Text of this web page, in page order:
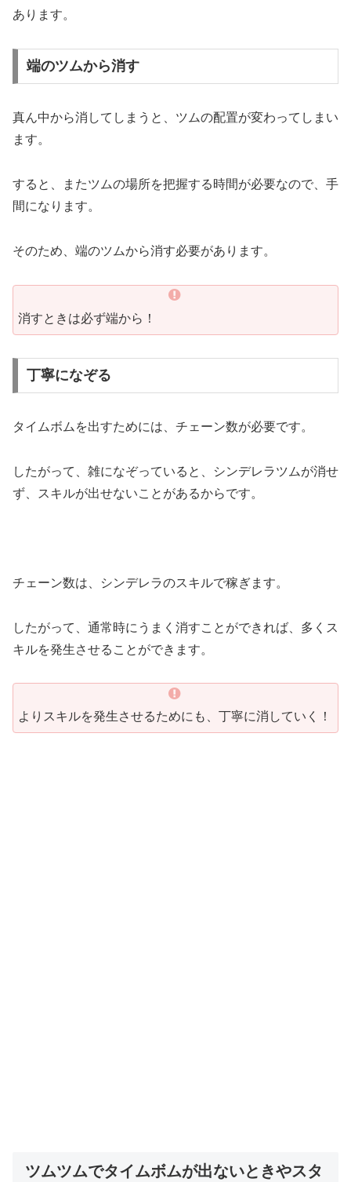
あります。
端のツムから消す
真ん中から消してしまうと、ツムの配置が変わってしまい
ます。
すると、またツムの場所を把握する時間が必要なので、手
間になります。
そのため、端のツムから消す必要があります。
消すときは必ず端から！
丁寧になぞる
タイムボムを出すためには、チェーン数が必要です。
したがって、雑になぞっていると、シンデレラツムが消せ
ず、スキルが出せないことがあるからです。
チェーン数は、シンデレラのスキルで稼ぎます。
したがって、通常時にうまく消すことができれば、多くス
キルを発生させることができます。
よりスキルを発生させるためにも、丁寧に消していく！
ツムツムでタイムボムが出ないときやスタ